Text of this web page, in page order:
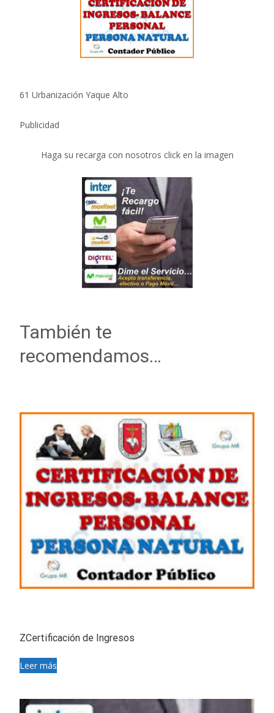
61 Urbanización Yaque Alto
Publicidad
Haga su recarga con nosotros click en la imagen
También te
recomendamos…
ZCertificación de Ingresos
Leer más